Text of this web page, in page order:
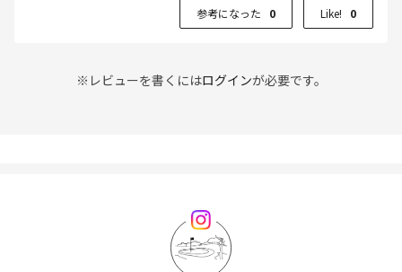
参考になった 0 Like! 0
※レビューを書くにはログインが必要です。